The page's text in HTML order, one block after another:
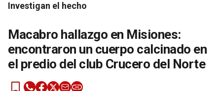
Investigan el hecho
Macabro hallazgo en Misiones:
encontraron un cuerpo calcinado en
el predio del club Crucero del Norte